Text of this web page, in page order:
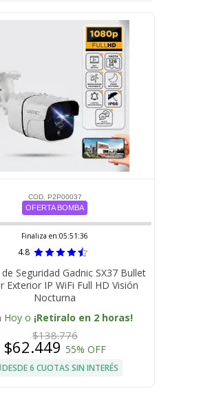
COD. P2P00037
OFERTA BOMBA
Finaliza en:05:51:35
4.8
Seguridad Gadnic SX37 Bullet
Exterior IP WiFi Full HD Visión
Nocturna
Hoy o ¡Retiralo en 2 horas!
$138.776
$62.449 55% OFF
DESDE 6 CUOTAS SIN INTERÉS